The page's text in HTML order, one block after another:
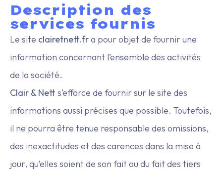
Description des
services fournis
Le site clairetnett.fra pour objet de fournir une
information concernant l’ensemble des activités
de la société.
Clair & Nett s’efforce de fournir sur le site des
informations aussi précises que possible. Toutefois,
il ne pourra être tenue responsable des omissions,
des inexactitudes et des carences dans la mise à
jour, qu’elles soient de son fait ou du fait des tiers